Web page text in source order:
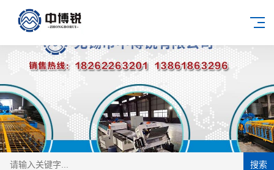
搜索